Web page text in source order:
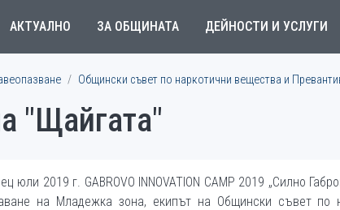
АКТУАЛНО ЗА ОБЩИНАТА ДЕЙНОСТИ И УСЛУГИ
Общински съвет по наркотични вещества и
"Щайгата"
юли 2019 г. GABROVO INNOVATION CAMP 2019 „Силно
на Младежка зона, екипът на Общински съвет по